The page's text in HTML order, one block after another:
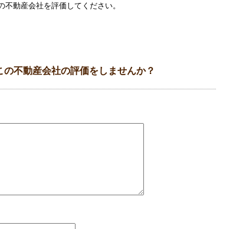
不動産会社を評価してください。
の不動産会社の評価をしませんか？